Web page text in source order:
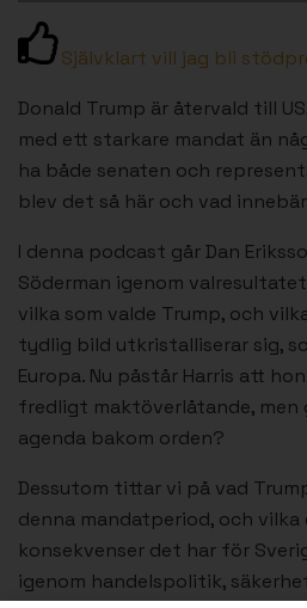
Självklart vill jag bli
Donald Trump är återvald till
med ett starkare mandat än
ha både senaten och
blev det så här och vad
I denna podcast går Dan
Söderman igenom
vilka som valde Trump, och
tydlig bild utkristalliserar sig,
Europa. Nu påstår Harris att
fredligt maktöverlåtande, men
agenda bakom orden?
Dessutom tittar vi på vad
denna mandatperiod, och vilka
konsekvenser det har för
igenom handelspolitik,